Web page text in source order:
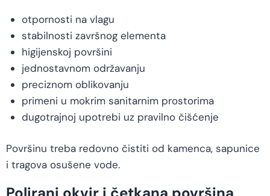
otpornosti na vlagu
stabilnosti završnog elementa
higijenskoj površini
jednostavnom održavanju
preciznom oblikovanju
primeni u mokrim sanitarnim prostorima
dugotrajnoj upotrebi uz pravilno čišćenje
Površinu treba redovno čistiti od kamenca, sapunice
i tragova osušene vode.